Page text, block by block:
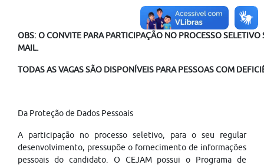
OBS: O CONVITE PARA PARTICIPAÇÃO NO PROCESSO SELETIVO
MAIL.
TODAS AS VAGAS SÃO DISPONÍVEIS PARA PESSOAS COM
Da Proteção de Dados Pessoais
A participação no processo seletivo, para o seu regular
desenvolvimento, pressupõe o fornecimento de informações
pessoais do candidato. O CEJAM possui o Programa de